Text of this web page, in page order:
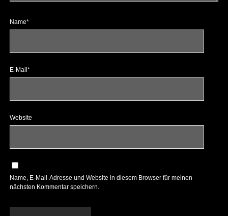
Name*
E-Mail*
Website
Name, E-Mail-Adresse und Website in diesem Browser für meinen
nächsten Kommentar speichern.